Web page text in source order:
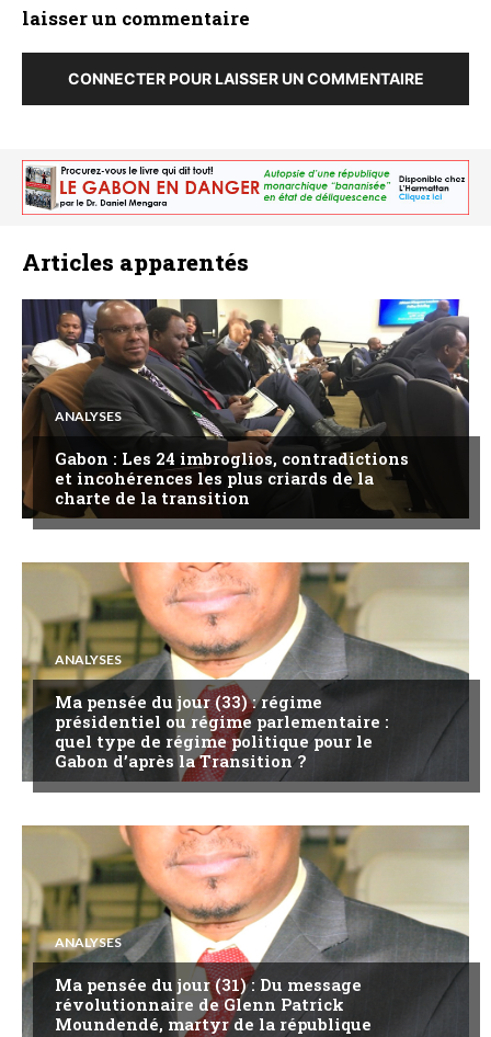
laisser un commentaire
CONNECTER POUR LAISSER UN COMMENTAIRE
Articles apparentés
ANALYSES
Gabon : Les 24 imbroglios, contradictions
et incohérences les plus criards de la
charte de la transition
ANALYSES
Ma pensée du jour (33) : régime
présidentiel ou régime parlementaire :
quel type de régime politique pour le
Gabon d’après la Transition ?
ANALYSES
Ma pensée du jour (31) : Du message
révolutionnaire de Glenn Patrick
Moundendé, martyr de la république